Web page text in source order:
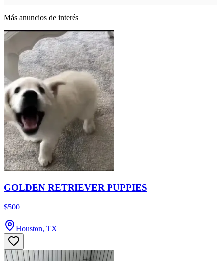
Más anuncios de interés
GOLDEN RETRIEVER PUPPIES
$500
Houston, TX